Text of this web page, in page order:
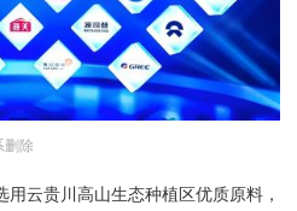
删除
云贵川高山生态种植区优质原料，